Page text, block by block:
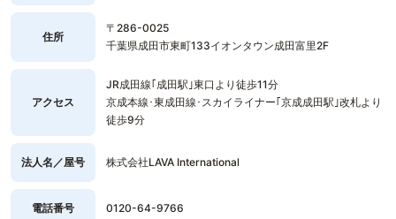
住所
〒286-0025
千葉県成田市東町133イオンタウン成田富里2F
アクセス
JR成田線｢成田駅｣東口より徒歩11分
京成本線･東成田線･スカイライナー｢京成成田駅｣改札より
徒歩9分
法人名／屋号 株式会社LAVA International
電話番号 0120-64-9766